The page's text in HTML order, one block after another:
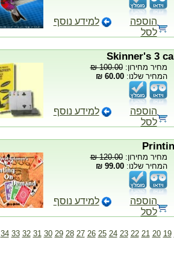
הוספה
לסל
למידע נוסף
מחיר מחירון:100.00 ₪
המחיר שלנו:60.00 ₪
הוספה
לסל
למידע נוסף
מחיר מחירון:120.00 ₪
המחיר שלנו:99.00 ₪
הוספה
לסל
למידע נוסף
19
20
21
22
23
24
25
26
27
28
29
30
31
32
33
34